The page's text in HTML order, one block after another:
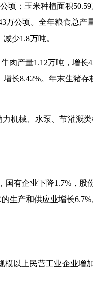
顷；玉米种植面积50.59
万公顷。全年粮食总产
减少1.8万吨。
牛肉产量1.12万吨，增长
增长8.42%。年末生猪存
机械、水泵、节灌溉类
国有企业下降1.7% ，股
生产和供应业增长6.7%
模以上民营工业企业增